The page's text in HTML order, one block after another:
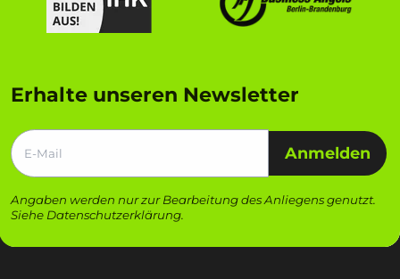
Erhalte unseren Newsletter
Anmelden
Angaben werden nur zur Bearbeitung des Anliegens genutzt.
Siehe Datenschutzerklärung.